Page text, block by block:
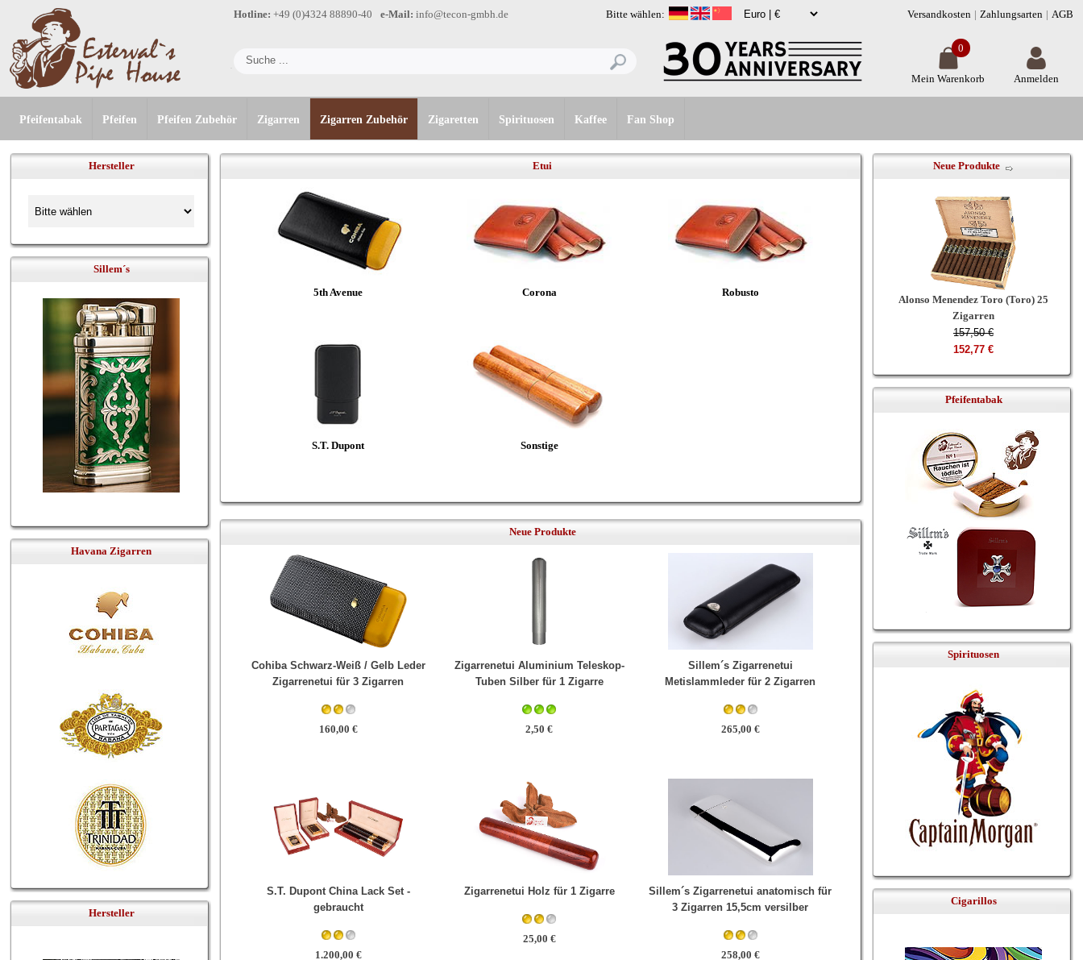
Bitte wählen:
Hotline: +49 (0)4324 88890-40 e-Mail: info@tecon-gmbh.de Versandkosten Zahlungsarten AGB
Anmelden
Mein Warenkorb
0
Pfeifentabak Pfeifen Pfeifen Zubehör Zigarren Zigarren Zubehör Zigaretten Spirituosen Kaffee Fan Shop
Hersteller
Sillem´s
Havana Zigarren
Hersteller
Etui
5th Avenue Corona Robusto
S.T. Dupont Sonstige
Neue Produkte
Cohiba Schwarz-Weiß / Gelb Leder
Zigarrenetui für 3 Zigarren
160,00 €
Zigarrenetui Aluminium Teleskop-
Tuben Silber für 1 Zigarre
2,50 €
Sillem´s Zigarrenetui
Metislammleder für 2 Zigarren
265,00 €
S.T. Dupont China Lack Set -
gebraucht
1.200,00 €
Zigarrenetui Holz für 1 Zigarre
25,00 €
Sillem´s Zigarrenetui anatomisch für
3 Zigarren 15,5cm versilber
258,00 €
Neue Produkte
Alonso Menendez Toro (Toro) 25
Zigarren
157,50 €
152,77 €
Pfeifentabak
Spirituosen
Cigarillos